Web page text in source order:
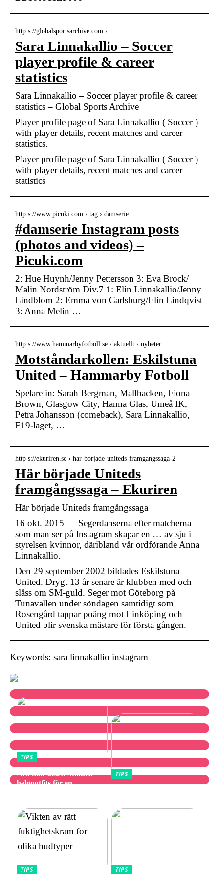
http s://globalsportsarchive.com › …
Sara Linnakallio – Soccer
player profile & career
statistics
Sara Linnakallio – Soccer player profile & career
statistics – Global Sports Archive
Player profile page of Sara Linnakallio ( Soccer )
with player details, recent matches and career
statistics.
Player profile page of Sara Linnakallio ( Soccer )
with player details, recent matches and career
statistics
http s://www.picuki.com › tag › damserie
#damserie Instagram posts
(photos and videos) –
Picuki.com
2: Hue Huynh/Jenny Pettersson 3: Eva Brock/
Malin Nordström Div.7 1: Elin Linnakallio/Jenny
Lindblom 2: Emma von Carlsburg/Elin Lindqvist
3: Anna Melin …
http s://www.hammarbyfotboll.se › aktuellt › nyheter
Motståndarkollen: Eskilstuna
United – Hammarby Fotboll
Spelare in: Sarah Bergman, Mallbacken, Fiona
Brown, Glasgow City, Hanna Glas, Umeå IK,
Petra Johansson (comeback), Sara Linnakallio,
F19-laget, …
http s://ekuriren.se › har-borjade-uniteds-framgangssaga-2
Här började Uniteds
framgångssaga – Ekuriren
Här började Uniteds framgångssaga
16 okt. 2015 — Segerdanserna efter matcherna
som man ser på Instagram skapar en … av sju i
styrelsen kvinnor, däribland vår ordförande Anna
Linnakallio.
Den 29 september 2002 bildades Eskilstuna
United. Drygt 13 år senare är klubben med och
slåss om SM-guld. Seger mot Göteborg på
Tunavallen under söndagen samtidigt som
Rosengård tappar poäng mot Linköping och
United blir svenska mästare för första gången.
Keywords: sara linnakallio instagram
TIPS
Neo noir 2025: Stilfulla
helgoutfits för en
TIPS
TIPS TIPS